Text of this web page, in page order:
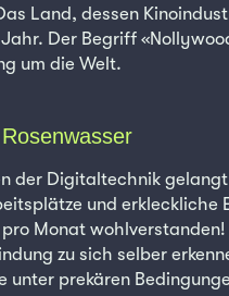
Land, dessen
Der Begriff
um die Welt.
der Digitaltechnik
und erkleckliche
Monat
zu sich selber
unter prekären